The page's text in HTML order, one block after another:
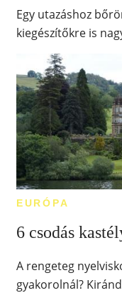
Egy utazáshoz
kiegészítőkre is
EURÓPA
6 csodás
A rengeteg
gyakorolnál?